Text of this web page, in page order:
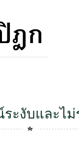
ะงับและไม่